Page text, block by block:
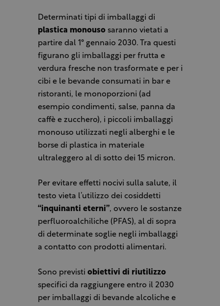
Determinati tipi di imballaggi di
plastica monousosaranno vietati a
partire dal 1° gennaio 2030. Tra questi
figurano gli imballaggi per frutta e
verdura fresche non trasformate e per i
cibi e le bevande consumati in bar e
ristoranti, le monoporzioni (ad
esempio condimenti, salse, panna da
caffè e zucchero), i piccoli imballaggi
monouso utilizzati negli alberghi e le
borse di plastica in materiale
ultraleggero al di sotto dei 15 micron.
Per evitare effetti nocivi sulla salute, il
testo vieta l’utilizzo dei cosiddetti
“inquinanti eterni”, ovvero le sostanze
perfluoroalchiliche (PFAS), al di sopra
di determinate soglie negli imballaggi
a contatto con prodotti alimentari.
Sono previsti obiettivi di riutilizzo
specifici da raggiungere entro il 2030
per imballaggi di bevande alcoliche e